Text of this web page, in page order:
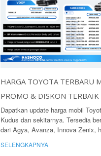
HARGA TOYOTA TERBARU
PROMO & DISKON TERBAIK
Dapatkan update harga mobil
Kudus dan sekitarnya. Tersedia
dari Agya, Avanza, Innova Zenix, h
SELENGKAPNYA